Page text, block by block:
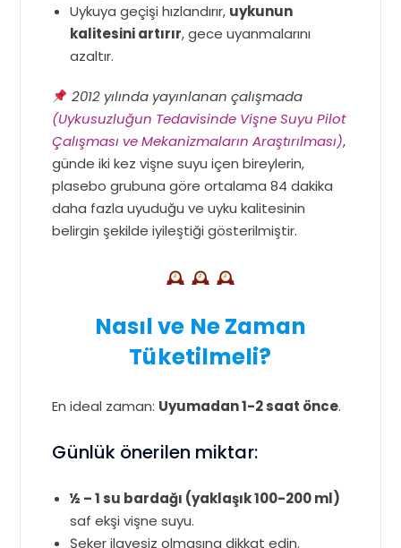
Uykuya geçişi hızlandırır, uykunun
kalitesini artırır, gece uyanmalarını
azaltır.
2012 yılında yayınlanan çalışmada
(Uykusuzluğun Tedavisinde Vişne Suyu Pilot
Çalışması ve Mekanizmaların Araştırılması),
günde iki kez vişne suyu içen bireylerin,
plasebo grubuna göre ortalama 84 dakika
daha fazla uyuduğu ve uyku kalitesinin
belirgin şekilde iyileştiği gösterilmiştir.
Nasıl ve Ne Zaman
Tüketilmeli?
En ideal zaman: Uyumadan 1-2 saat önce.
Günlük önerilen miktar:
½ – 1 su bardağı (yaklaşık 100-200 ml)
saf ekşi vişne suyu.
Şeker ilavesiz olmasına dikkat edin.